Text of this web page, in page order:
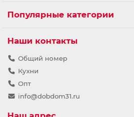
Популярные категории
Наши контакты
Общий номер
Кухни
Опт
info@dobdom31.ru